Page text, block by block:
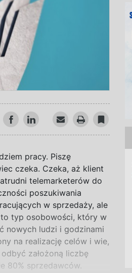
pracy. Piszę
czeka. Czeka, aż klient
telemarketerów do
poszukiwania
w sprzedaży, ale
to typ osobowości, który w
nowych ludzi i godzinami
na realizację celów i wie,
założoną liczbę
80% sprzedawców.